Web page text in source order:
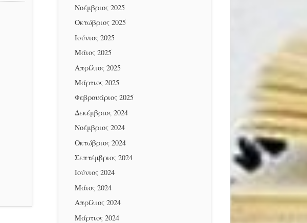
Νοέμβριος 2025
Οκτώβριος 2025
Ιούνιος 2025
Μάιος 2025
Απρίλιος 2025
Μάρτιος 2025
Φεβρουάριος 2025
Δεκέμβριος 2024
Νοέμβριος 2024
Οκτώβριος 2024
Σεπτέμβριος 2024
Ιούνιος 2024
Μάιος 2024
Απρίλιος 2024
Μάρτιος 2024